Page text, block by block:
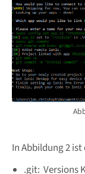
In Abbildung 2
.git: Versions